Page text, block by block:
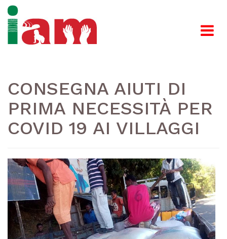
CONSEGNA AIUTI DI
PRIMA NECESSITÀ PER
COVID 19 AI VILLAGGI